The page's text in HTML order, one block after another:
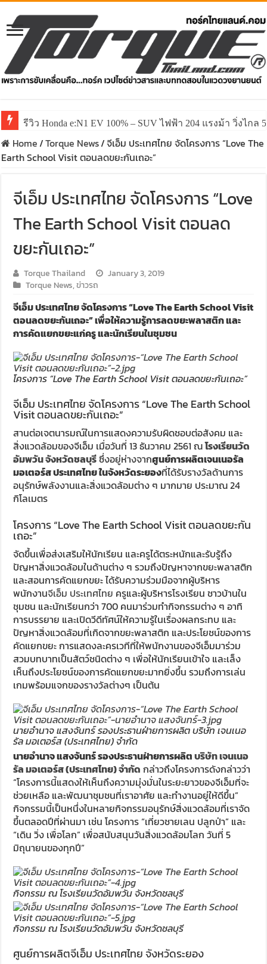
รีวิว Honda e:N1 EV 100% – SUV ไฟฟ้า 204 แรงม้า วิ่งไกล
รีวิว ลองขับ All New GWM HAVAL H6 ปรับโฉมหน้าใหม่
Home/Torque News/จีเอ็ม ประเทศไทย จัดโครงการ “Love The
Earth School Visit ตอนลดขยะกันเถอะ”
จีเอ็ม ประเทศไทย จัดโครงการ “Love
The Earth School Visit ตอนลด
ขยะกันเถอะ”
Torque Thailand
January 3, 2019
Torque News,ข่าวรถ
จีเอ็ม ประเทศไทย จัดโครงการ “Love The Earth School Visit
ตอนลดขยะกันเถอะ” เพื่อให้ความรู้การลดขยะพลาสติก และ
การคัดแยกขยะแก่ครู และนักเรียนในชุมชน
โครงการ “Love The Earth School Visit ตอนลดขยะกันเถอะ”
จีเอ็ม ประเทศไทย จัดโครงการ “Love The Earth School
Visit ตอนลดขยะกันเถอะ”
สานต่อเจตนารมณ์ในการแสดงความรับผิดชอบต่อสังคม และ
สิ่งแวดล้อมของจีเอ็ม เมื่อวันที่ 13 ธันวาคม 2561 ณโรงเรียนวัด
อัมพวัน จังหวัดชลบุรีซึ่งอยู่ห่างจากศูนย์การผลิตเจนเนอรัล
มอเตอร์ส ประเทศไทย ในจังหวัดระยองที่ได้รับรางวัลด้านการ
อนุรักษ์พลังงานและสิ่งแวดล้อมต่าง ๆ มากมาย ประมาณ 24
กิโลเมตร
โครงการ “Love The Earth School Visit ตอนลดขยะกัน
เถอะ”
จัดขึ้นเพื่อส่งเสริมให้นักเรียน และครูได้ตระหนักและรับรู้ถึง
ปัญหาสิ่งแวดล้อมในด้านต่าง ๆ รวมถึงปัญหาจากขยะพลาสติก
และสอนการคัดแยกขยะ ได้รับความร่วมมือจากผู้บริหาร
พนักงานจีเอ็ม ประเทศไทย ครูและผู้บริหารโรงเรียน ชาวบ้านใน
ชุมชน และนักเรียนกว่า 700 คนมาร่วมทำกิจกรรมต่าง ๆ อาทิ
การบรรยาย และเปิดวีดีทัศน์ให้ความรู้ในเรื่องผลกระทบ และ
ปัญหาสิ่งแวดล้อมที่เกิดจากขยะพลาสติก และประโยชน์ของการ
คัดแยกขยะ การแสดงละครเวทีที่ให้พนักงานของจีเอ็มมาร่วม
สวมบทบาทเป็นสัตว์ชนิดต่าง ๆ เพื่อให้นักเรียนเข้าใจ และเล็ง
เห็นถึงประโยชน์ของการคัดแยกขยะมากยิ่งขึ้น รวมถึงการเล่น
เกมพร้อมแจกของรางวัลต่างๆ เป็นต้น
นายอำนาจ แสงจันทร์ รองประธานฝ่ายการผลิต บริษัท เจนเนอ
รัล มอเตอร์ส (ประเทศไทย) จำกัด
นายอำนาจ แสงจันทร์ รองประธานฝ่ายการผลิตบริษัท เจนเนอ
รัล มอเตอร์ส (ประเทศไทย) จำกัด กล่าวถึงโครงการดังกล่าวว่า
“โครงการนี้แสดงให้เห็นถึงความมุ่งมั่นในระยะยาวของจีเอ็มที่จะ
ช่วยเหลือ และพัฒนาชุมชนที่เราอาศัย และทำงานอยู่ให้ดีขึ้น”
กิจกรรมนี้เป็นหนึ่งในหลายกิจกรรมอนุรักษ์สิ่งแวดล้อมที่เราจัด
ขึ้นตลอดปีที่ผ่านมา เช่น โครงการ “เที่ยวชายเลน ปลูกป่า” และ
“เดิน วิ่ง เพื่อโลก” เพื่อสนับสนุนวันสิ่งแวดล้อมโลก วันที่ 5
มิถุนายนของทุกปี”
กิจกรรม ณ โรงเรียนวัดอัมพวัน จังหวัดชลบุรี
กิจกรรม ณ โรงเรียนวัดอัมพวัน จังหวัดชลบุรี
ศูนย์การผลิตจีเอ็ม ประเทศไทย จังหวัดระยอง